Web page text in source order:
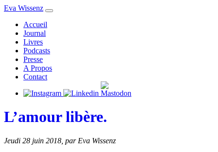
Eva Wissenz
Accueil
Journal
Livres
Podcasts
Presse
A Propos
Contact
L’amour libère.
Jeudi 28 juin 2018 par Eva Wissenz